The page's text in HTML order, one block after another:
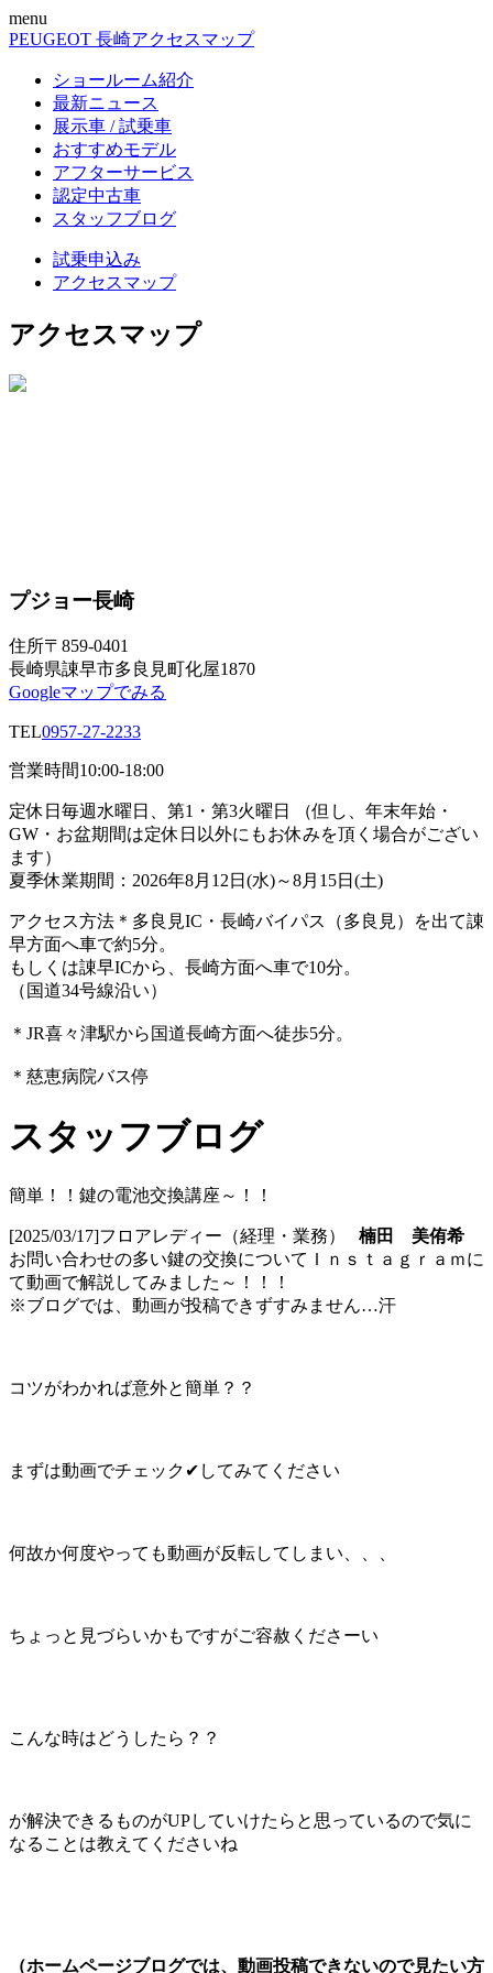
menu
PEUGEOT 長崎アクセスマップ
ショールーム紹介
最新ニュース
展示車 / 試乗車
おすすめモデル
アフターサービス
認定中古車
スタッフブログ
試乗申込み
アクセスマップ
アクセスマップ
プジョー長崎
住所〒859-0401
長崎県諌早市多良見町化屋1870
Googleマップでみる
TEL0957-27-2233
営業時間10:00-18:00
定休日 毎週水曜日、第1・第3火曜日 （但し、年末年始・
GW・お盆期間は定休日以外にもお休みを頂く場合がござい
ます）
夏季休業期間：2026年8月12日(水)～8月15日(土)
アクセス方法 ＊多良見IC・長崎バイパス（多良見）を出て諌
早方面へ車で約5分。
もしくは諌早ICから、長崎方面へ車で10分。
（国道34号線沿い）
＊JR喜々津駅から国道長崎方面へ徒歩5分。
＊慈恵病院バス停
スタッフブログ
簡単！！鍵の電池交換講座～！！
[2025/03/17]フロアレディー（経理・業務） 楠田 美侑希
お問い合わせの多い鍵の交換についてＩｎｓｔａｇｒａｍに
て動画で解説してみました～！！！
※ブログでは、動画が投稿できずすみません…汗
コツがわかれば意外と簡単？？
まずは動画でチェック✔してみてください
何故か何度やっても動画が反転してしまい、、、
ちょっと見づらいかもですがご容赦くださーい
こんな時はどうしたら？？
が解決できるものがUPしていけたらと思っているので気に
なることは教えてくださいね
（ホームページブログでは、動画投稿できないので見たい方